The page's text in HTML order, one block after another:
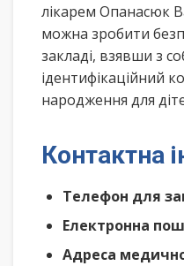
лікарем Опанасюк
можна зробити
закладі, взявши з
ідентифікаційний
народження для
Контактна
Телефон для
Електронна
Адреса